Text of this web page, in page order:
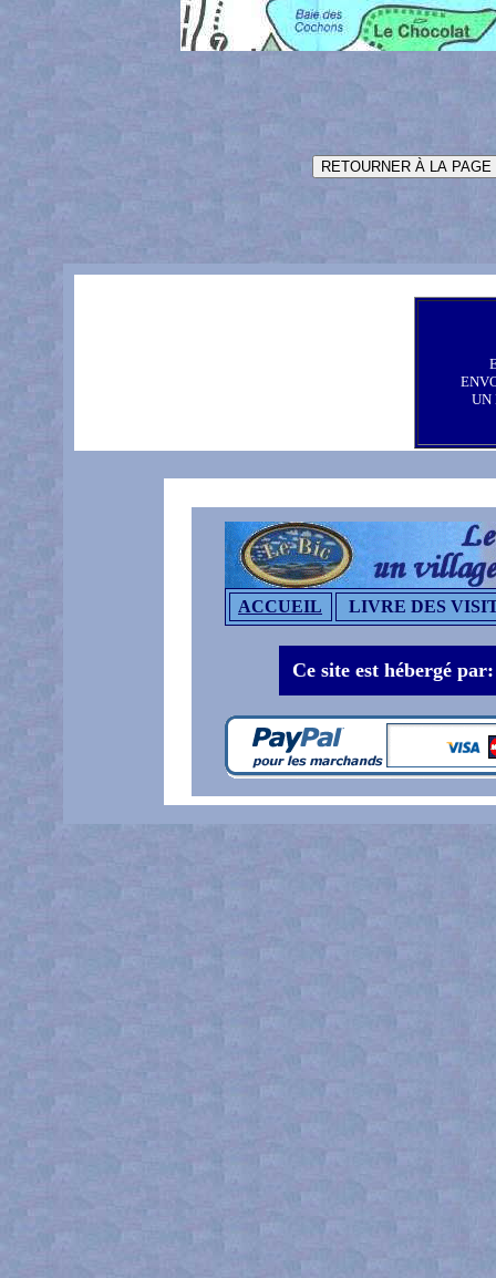
UN
ACCUEIL LIVRE DES
Ce site est hébergé par: